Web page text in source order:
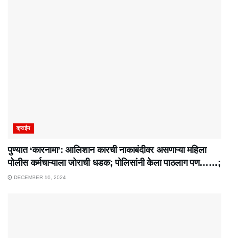
क्राईम
पुण्यात ‘कारनामा’: आलिशान कारची नाकाबंदीवर असणाऱ्या महिला
पोलीस कर्मचाऱ्याला जोराची धडक; पोलिसांनी केला पाठलाग पण……;
DECEMBER 10, 2024